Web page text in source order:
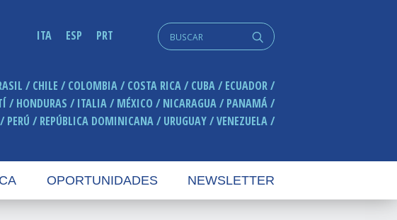
ITA ESP PRT q
Search
for:
CHILE COLOMBIA COSTA RICA CUBA
ECUADOR
HONDURAS ITALIA MÉXICO NICARAGUA
PANAMÁ
PERÚ REPÚBLICA DOMINICANA URUGUAY VENEZUELA
OPORTUNIDADES NEWSLETTER